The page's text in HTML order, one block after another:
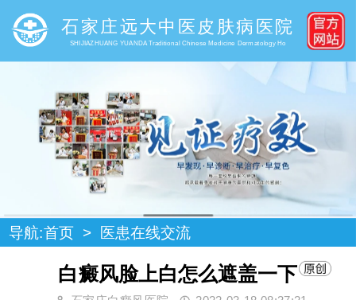
石家庄远大中医皮肤病医院
SHIJIAZHUANG YUANDA Traditional Chinese Medicine Dermatology Ho
导航:首页 > 医患在线交流
白癜风脸上白怎么遮盖一下